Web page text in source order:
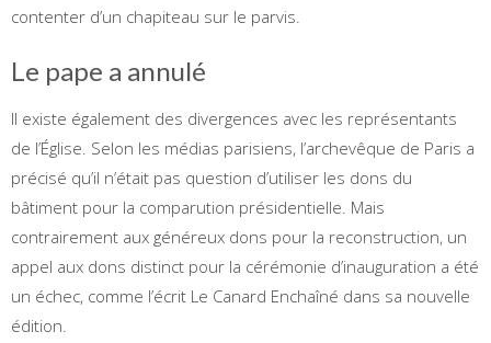
contenter d’un chapiteau sur le parvis.
Le pape a annulé
Il existe également des divergences avec les représentants
de l’Église. Selon les médias parisiens, l’archevêque de Paris a
précisé qu’il n’était pas question d’utiliser les dons du
bâtiment pour la comparution présidentielle. Mais
contrairement aux généreux dons pour la reconstruction, un
appel aux dons distinct pour la cérémonie d’inauguration a été
un échec, comme l’écrit Le Canard Enchaîné dans sa nouvelle
édition.